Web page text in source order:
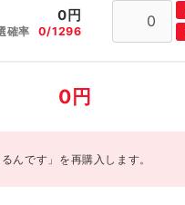
0円
確率 0/1296
0 円
んです」を再購入します。